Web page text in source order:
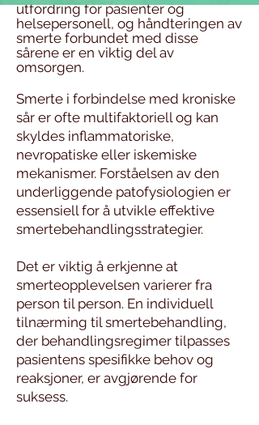
utfordring for pasienter og
helsepersonell, og håndteringen av
smerte forbundet med disse
sårene er en viktig del av
omsorgen.
Smerte i forbindelse med kroniske
sår er ofte multifaktoriell og kan
skyldes inflammatoriske,
nevropatiske eller iskemiske
mekanismer. Forståelsen av den
underliggende patofysiologien er
essensiell for å utvikle effektive
smertebehandlingsstrategier.
Det er viktig å erkjenne at
smerteopplevelsen varierer fra
person til person. En individuell
tilnærming til smertebehandling,
der behandlingsregimer tilpasses
pasientens spesifikke behov og
reaksjoner, er avgjørende for
suksess.